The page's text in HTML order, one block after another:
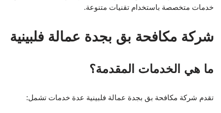
خدمات متخصصة باستخدام تقنيات متنوعة.
شركة مكافحة بق بجدة عمالة فلبينية
ما هي الخدمات المقدمة؟
تقدم شركة مكافحة بق بجدة عمالة فلبينية عدة خدمات تشمل: